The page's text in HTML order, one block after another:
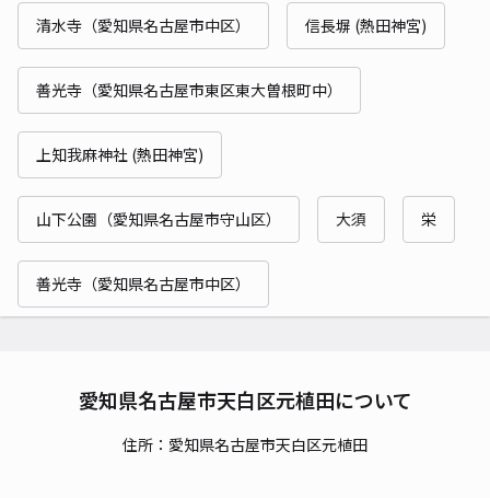
清水寺（愛知県名古屋市中区） 信長塀 (熱田神宮)
善光寺（愛知県名古屋市東区東大曽根町中）
上知我麻神社 (熱田神宮)
山下公園（愛知県名古屋市守山区） 大須 栄
善光寺（愛知県名古屋市中区）
愛知県名古屋市天白区元植田について
住所：愛知県名古屋市天白区元植田